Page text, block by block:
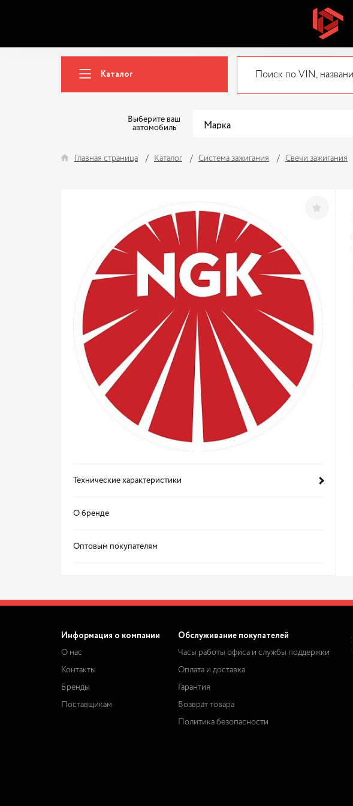
Каталог
Выберите ваш
автомобиль
Главная страница Каталог Система зажигания Свечи зажигания
Технические характеристики
О бренде
Оптовым покупателям
Информация о компании
О нас
Контакты
Бренды
Поставщикам
Обслуживание покупателей
Часы работы офиса и службы поддержки
Оплата и доставка
Гарантия
Возврат товара
Политика безопасности